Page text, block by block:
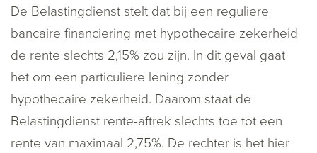
De Belastingdienst stelt dat bij een reguliere
bancaire financiering met hypothecaire zekerheid
de rente slechts 2,15% zou zijn. In dit geval gaat
het om een particuliere lening zonder
hypothecaire zekerheid. Daarom staat de
Belastingdienst rente-aftrek slechts toe tot een
rente van maximaal 2,75%. De rechter is het hier